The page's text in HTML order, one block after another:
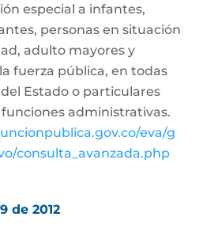
especial a infantes,
personas en situación
adulto mayores y
fuerza pública, en todas
Estado o particulares
administrativas.
eva/g
consulta_avanzada.php
de 2012